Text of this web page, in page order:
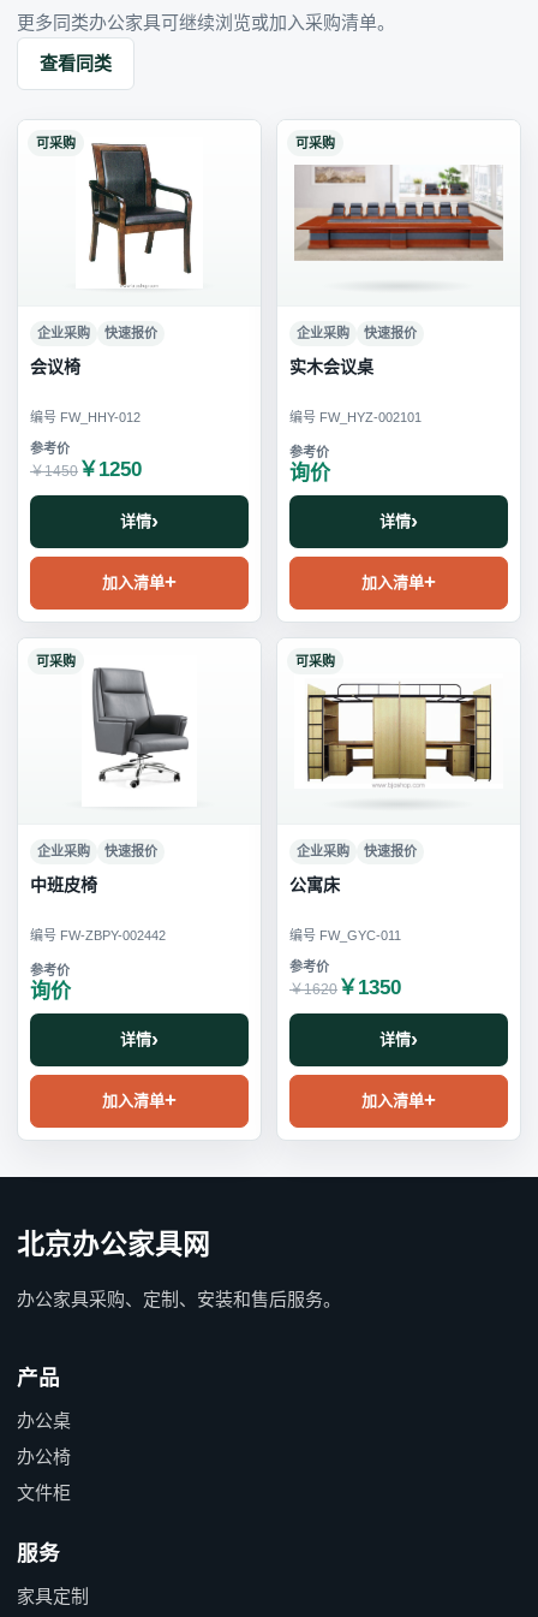
更多同类办公家具可继续浏览或加入采购清单。
查看同类
可采购
企业采购 快速报价
会议椅
编号 FW_HHY-012
￥1450 ￥1250
详情
加入清单
可采购
企业采购 快速报价
实木会议桌
编号 FW_HYZ-002101
询价
详情
加入清单
可采购
企业采购 快速报价
中班皮椅
编号 FW-ZBPY-002442
询价
详情
加入清单
可采购
企业采购 快速报价
公寓床
编号 FW_GYC-011
￥1620 ￥1350
详情
加入清单
北京办公家具网
办公家具采购、定制、安装和售后服务。
产品
办公桌
办公椅
文件柜
服务
家具定制